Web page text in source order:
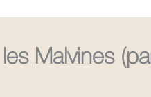
Malvines